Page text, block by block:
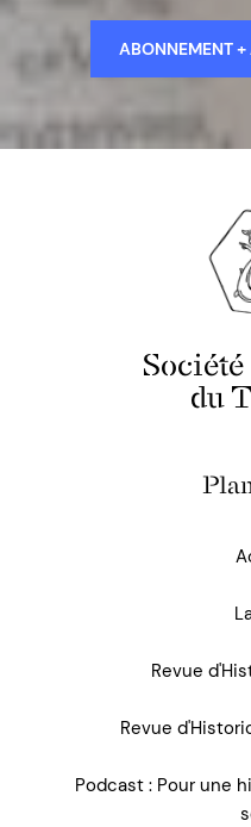
ABONNEMENT
du
Revue
Revue
Podcast : Pour une